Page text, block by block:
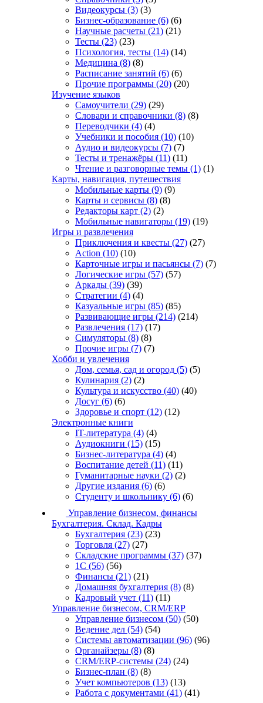
Видеокурсы (3) (3)
Бизнес-образование (6) (6)
Научные расчеты (21) (21)
Тесты (23) (23)
Психология, тесты (14) (14)
Медицина (8) (8)
Расписание занятий (6) (6)
Прочие программы (20) (20)
Изучение языков
Самоучители (29) (29)
Словари и справочники (8) (8)
Переводчики (4) (4)
Учебники и пособия (10) (10)
Аудио и видеокурсы (7) (7)
Тесты и тренажёры (11) (11)
Чтение и разговорные темы (1) (1)
Карты, навигация, путешествия
Мобильные карты (9) (9)
Карты и сервисы (8) (8)
Редакторы карт (2) (2)
Мобильные навигаторы (19) (19)
Игры и развлечения
Приключения и квесты (27) (27)
Action (10) (10)
Карточные игры и пасьянсы (7) (7)
Логические игры (57) (57)
Аркады (39) (39)
Стратегии (4) (4)
Казуальные игры (85) (85)
Развивающие игры (214) (214)
Развлечения (17) (17)
Симуляторы (8) (8)
Прочие игры (7) (7)
Хобби и увлечения
Дом, семья, сад и огород (5) (5)
Кулинария (2) (2)
Культура и искусство (40) (40)
Досуг (6) (6)
Здоровье и спорт (12) (12)
Электронные книги
IT-литература (4) (4)
Аудиокниги (15) (15)
Бизнес-литература (4) (4)
Воспитание детей (11) (11)
Гуманитарные науки (2) (2)
Другие издания (6) (6)
Студенту и школьнику (6) (6)
Управление бизнесом, финансы
Бухгалтерия. Склад. Кадры
Бухгалтерия (23) (23)
Торговля (27) (27)
Складские программы (37) (37)
1С (56) (56)
Финансы (21) (21)
Домашняя бухгалтерия (8) (8)
Кадровый учет (11) (11)
Управление бизнесом, CRM/ERP
Управление бизнесом (50) (50)
Ведение дел (54) (54)
Системы автоматизации (96) (96)
Органайзеры (8) (8)
CRM/ERP-системы (24) (24)
Бизнес-план (8) (8)
Учет компьютеров (13) (13)
Работа с документами (41) (41)